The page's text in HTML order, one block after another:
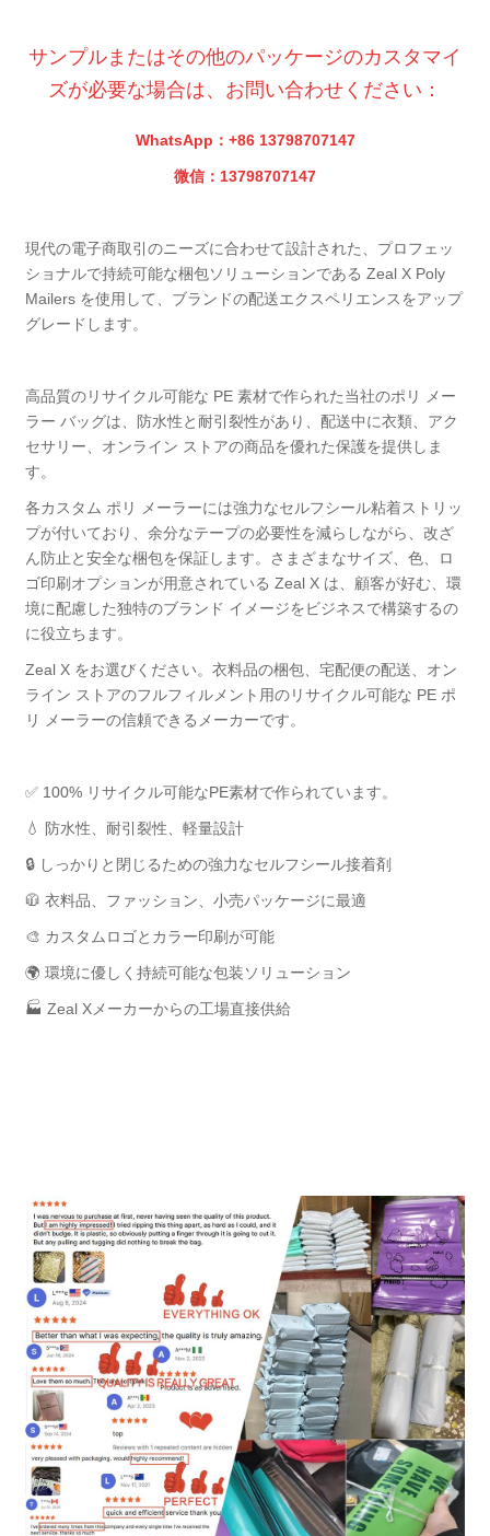
サンプルまたはその他のパッケージのカスタマイ
ズが必要な場合は、お問い合わせください：
WhatsApp：+86 13798707147
微信：13798707147
現代の電子商取引のニーズに合わせて設計された、プロフェッ
ショナルで持続可能な梱包ソリューションである Zeal X Poly
Mailers を使用して、ブランドの配送エクスペリエンスをアップ
グレードします。
高品質のリサイクル可能な PE 素材で作られた当社のポリ メー
ラー バッグは、防水性と耐引裂性があり、配送中に衣類、アク
セサリー、オンライン ストアの商品を優れた保護を提供しま
す。
各カスタム ポリ メーラーには強力なセルフシール粘着ストリッ
プが付いており、余分なテープの必要性を減らしながら、改ざ
ん防止と安全な梱包を保証します。さまざまなサイズ、色、ロ
ゴ印刷オプションが用意されている Zeal X は、顧客が好む、環
境に配慮した独特のブランド イメージをビジネスで構築するの
に役立ちます。
Zeal X をお選びください。衣料品の梱包、宅配便の配送、オン
ライン ストアのフルフィルメント用のリサイクル可能な PE ポ
リ メーラーの信頼できるメーカーです。
✅ 100% リサイクル可能なPE素材で作られています。
💧 防水性、耐引裂性、軽量設計
🔒 しっかりと閉じるための強力なセルフシール接着剤
🧥 衣料品、ファッション、小売パッケージに最適
🎨 カスタムロゴとカラー印刷が可能
🌍 環境に優しく持続可能な包装ソリューション
🏭 Zeal Xメーカーからの工場直接供給